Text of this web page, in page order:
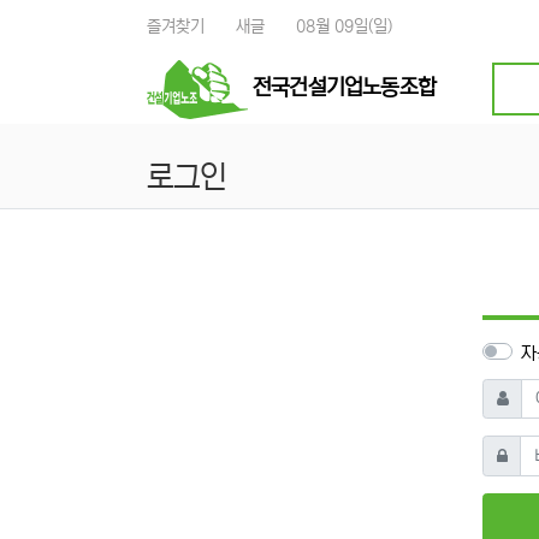
즐겨찾기 새글 08월 09일(일)
전국건설기업노동조합
로그인
아이디
비밀번